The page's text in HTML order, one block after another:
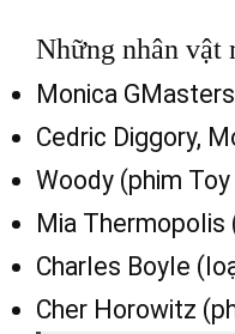
Những nhân vật
Monica
Cedric Diggory,
Woody (phim
Mia Thermopolis
Charles Boyle
Cher Horowitz